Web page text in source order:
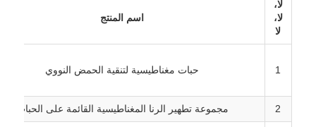
جولة في المصنع
لا،
لا،
لا
اسم المنتج
1 حبات مغناطيسية لتنقية الحمض النووي
2 مجموعة تطهير الرنا المغناطيسية القائمة على الحبات